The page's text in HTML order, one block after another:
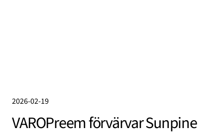
VAROPreem förvärvar Sunpine
2026-02-19